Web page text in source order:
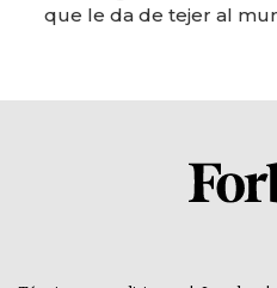
que le da de tejer al